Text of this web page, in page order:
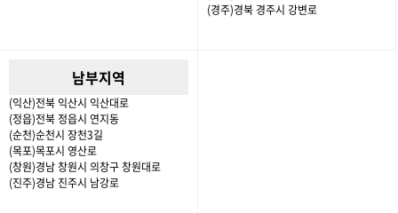
(경주)경북 경주시 강변로
남부지역
(익산)전북 익산시 익산대로
(정읍)전북 정읍시 연지동
(순천)순천시 장천3길
(목포)목포시 영산로
(창원)경남 창원시 의창구 창원대로
(진주)경남 진주시 남강로